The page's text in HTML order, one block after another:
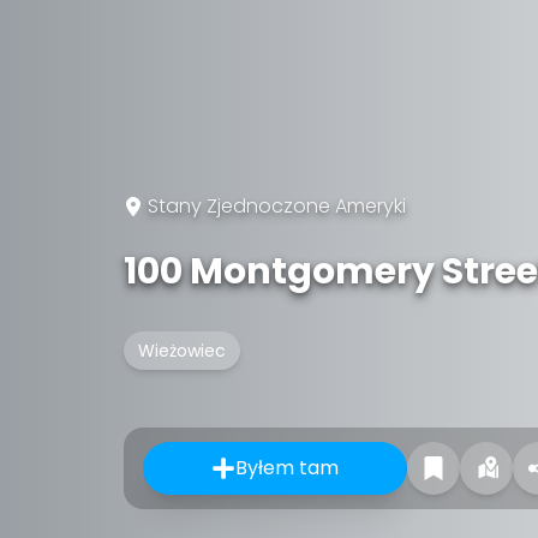
Stany Zjednoczone Ameryki
100 Montgomery
Wieżowiec
Byłem tam